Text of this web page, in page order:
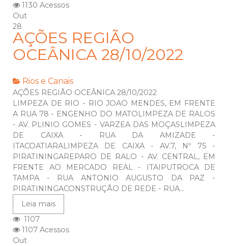
1130 Acessos
Out
28
AÇÕES REGIÃO
OCEÂNICA 28/10/2022
Rios e Canais
AÇÕES REGIÃO OCEÂNICA 28/10/2022
LIMPEZA DE RIO - RIO JOAO MENDES, EM FRENTE
A RUA 78 - ENGENHO DO MATOLIMPEZA DE RALOS
- AV. PLINIO GOMES - VARZEA DAS MOÇASLIMPEZA
DE CAIXA - RUA DA AMIZADE -
ITACOATIARALIMPEZA DE CAIXA - AV.7, Nº 75 -
PIRATININGAREPARO DE RALO - AV. CENTRAL, EM
FRENTE AO MERCADO REAL - ITAIPUTROCA DE
TAMPA - RUA ANTONIO AUGUSTO DA PAZ -
PIRATININGACONSTRUÇÃO DE REDE - RUA...
Leia mais
1107
1107 Acessos
Out